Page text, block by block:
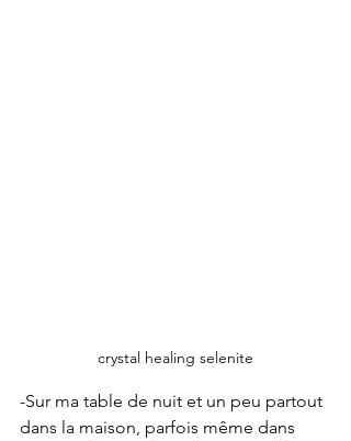
crystal healing selenite
-Sur ma table de nuit et un peu partout
dans la maison, parfois même dans